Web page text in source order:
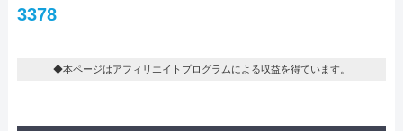
3378
◆本ページはアフィリエイトプログラムによる収益を得ています。